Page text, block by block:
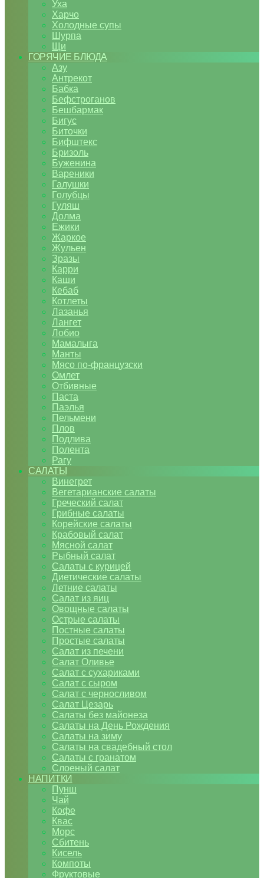
Уха
Харчо
Холодные супы
Шурпа
Щи
ГОРЯЧИЕ БЛЮДА
Азу
Антрекот
Бабка
Бефстроганов
Бешбармак
Бигус
Биточки
Бифштекс
Бризоль
Буженина
Вареники
Галушки
Голубцы
Гуляш
Долма
Ежики
Жаркое
Жульен
Зразы
Карри
Каши
Кебаб
Котлеты
Лазанья
Лангет
Лобио
Мамалыга
Манты
Мясо по-французски
Омлет
Отбивные
Паста
Паэлья
Пельмени
Плов
Подлива
Полента
Рагу
САЛАТЫ
Винегрет
Вегетарианские салаты
Греческий салат
Грибные салаты
Корейские салаты
Крабовый салат
Мясной салат
Рыбный салат
Салаты с курицей
Диетические салаты
Летние салаты
Салат из яиц
Овощные салаты
Острые салаты
Постные салаты
Простые салаты
Салат из печени
Салат Оливье
Салат с сухариками
Салат с сыром
Салат с черносливом
Салат Цезарь
Салаты без майонеза
Салаты на День Рождения
Салаты на зиму
Салаты на свадебный стол
Салаты с гранатом
Слоеный салат
НАПИТКИ
Пунш
Чай
Кофе
Квас
Морс
Сбитень
Кисель
Компоты
Фруктовые